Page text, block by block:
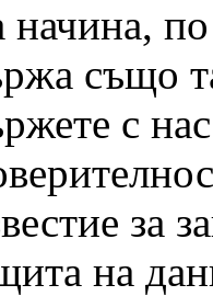
също
с
за
на